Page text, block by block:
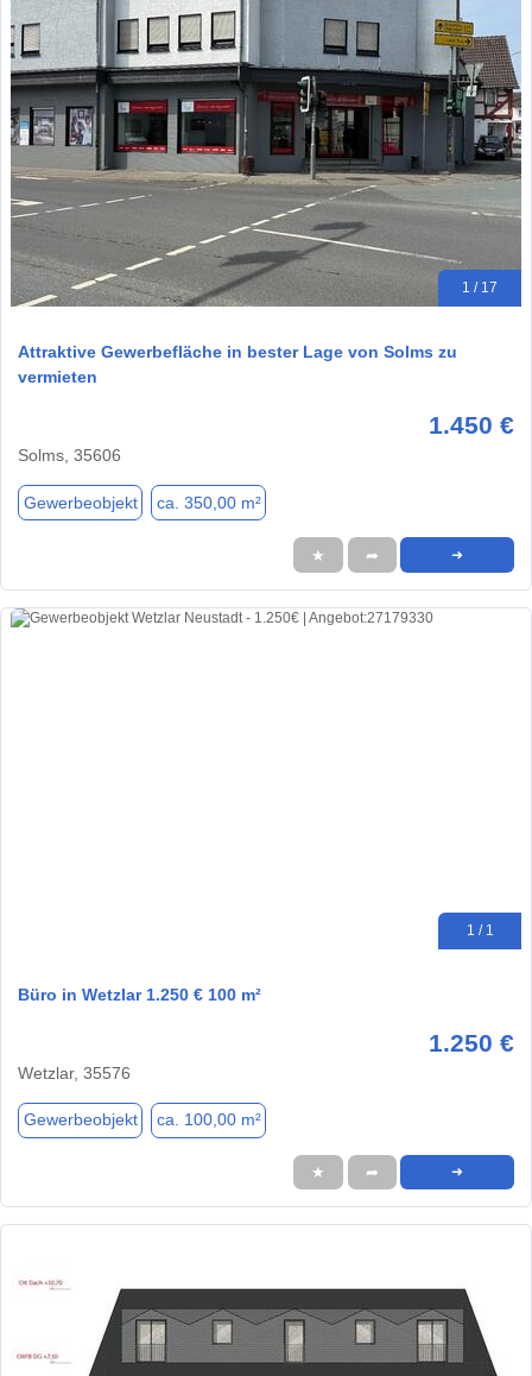
1 / 17
Attraktive Gewerbefläche in bester Lage von Solms zu
vermieten
1.450 €
Solms, 35606
Gewerbeobjekt ca. 350,00 m²
★ ➦ ➜
1 / 1
Büro in Wetzlar 1.250 € 100 m²
1.250 €
Wetzlar, 35576
Gewerbeobjekt ca. 100,00 m²
★ ➦ ➜